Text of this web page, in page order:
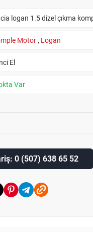
logan 1.5 dizel çıkma
Motor , Logan
El
Var
0 (507) 638 65 52